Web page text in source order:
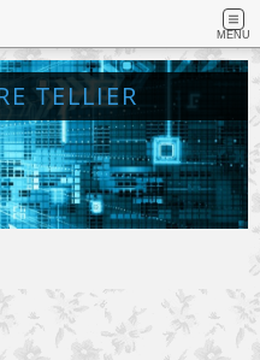
MENU
TELLIER